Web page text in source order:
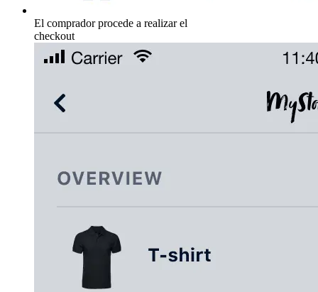
El comprador procede a realizar el
checkout